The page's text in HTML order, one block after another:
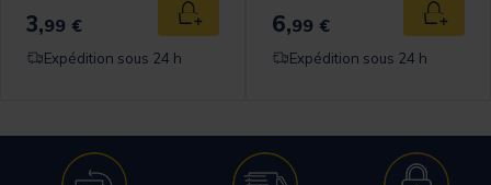
panier
3,99 € Ajouter au panier
Expédition sous 24 h
6,99 €
Expédition sous 24 h